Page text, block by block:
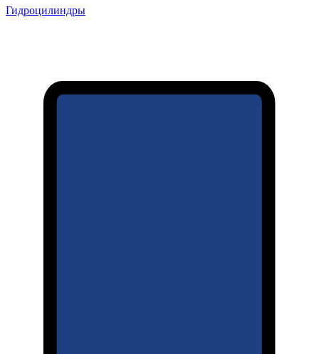
Гидроцилиндры